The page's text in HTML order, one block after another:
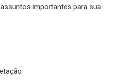
importantes para sua